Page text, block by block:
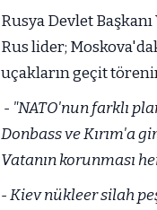
Rusya Devlet
Rus lider;
uçakların geçit
- "NATO'nun farklı
Donbass ve Kırım'a
Vatanın korunması
- Kiev nükleer silah